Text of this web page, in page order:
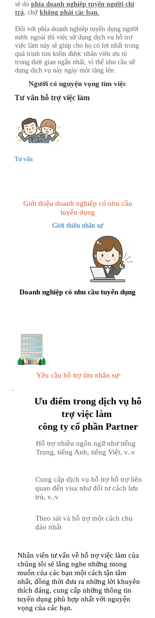
sẽ do phía doanh nghiệp tuyển người chi
trả, chứ không phải các bạn.
Đối với phía doanh nghiệp tuyển dụng người
nước ngoài thì việc sử dụng dịch vụ hỗ trợ
việc làm này sẽ giúp cho họ có lợi nhất trong
quá trình tìm kiếm được nhân viên ưu tú
trong thời gian ngắn nhất, vì thế nhu cầu sử
dụng dịch vụ này ngày một tăng lên.
Người có nguyện vọng tìm việc
Tư vấn hỗ trợ việc làm
Tư vấn
Giới thiệu doanh nghiệp có nhu cầu
tuyển dụng
Giới thiệu nhân sự
Doanh nghiệp có nhu cầu tuyển dụng
Yêu cầu hỗ trợ tìm nhân sự·
Ưu điểm trong dịch vụ hỗ
trợ việc làm
công ty cổ phần Partner
Hỗ trợ nhiều ngôn ngữ như tiếng
Trung, tiếng Anh, tiếng Việt, v..v
​Cung cấp dịch vụ hỗ trợ hỗ trợ liên
quan đến visa như đổi tư cách lưu
trú, v..v
Theo sát và hỗ trợ một cách chu
đáo nhất
Nhân viên tư vấn về hỗ trợ việc làm của
chúng tôi sẽ lắng nghe những mong
muốn của các bạn một cách tận tâm
nhất, đồng thời đưa ra những lời khuyên
thích đáng, cung cấp những thông tin
tuyển dụng phù hợp nhất với nguyện
vọng của các bạn.